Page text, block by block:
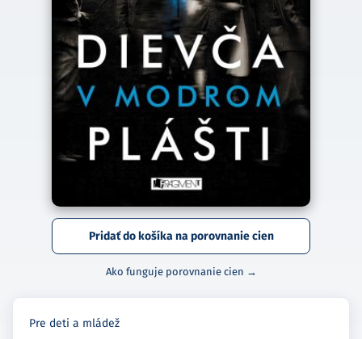
Pridať do košíka na porovnanie cien
Ako funguje porovnanie cien →
Pre deti a mládež